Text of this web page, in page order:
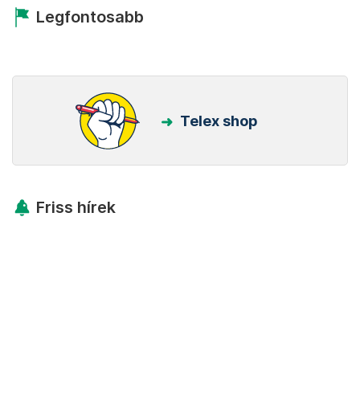
Legfontosabb
Telex shop
Friss hírek